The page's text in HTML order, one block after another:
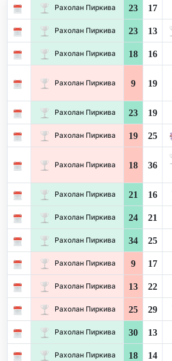
Рахолан Пиркива 23 17
Рахолан Пиркива 23 13
Рахолан Пиркива 18 16
Рахолан Пиркива 9 19
Рахолан Пиркива 23 19
Рахолан Пиркива 19 25
Рахолан Пиркива 18 36
Рахолан Пиркива 21 16
Рахолан Пиркива 24 21
Рахолан Пиркива 34 25
Рахолан Пиркива 9 17
Рахолан Пиркива 13 22
Рахолан Пиркива 25 29
Рахолан Пиркива 30 13
Рахолан Пиркива 18 14